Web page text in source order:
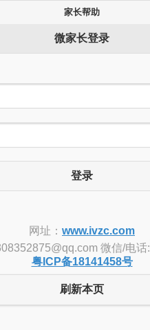
家长帮助
微家长登录
登录
网址： www.ivzc.com
微信/电话:
粤ICP备18141458号
刷新本页